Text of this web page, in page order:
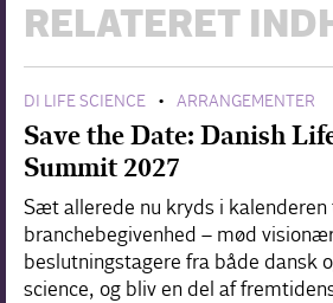
RELATERET
DI LIFE SCIENCE • ARRANGEMENTER
Save the Date: Danish
Summit 2027
Sæt allerede nu kryds i
branchebegivenhed – mød
beslutningstagere fra både dansk
science, og bliv en del af